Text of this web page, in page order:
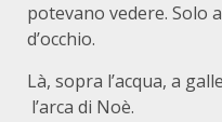
potevano vedere. Solo
d’occhio.
Là, sopra l’acqua, a
l’arca di Noè.